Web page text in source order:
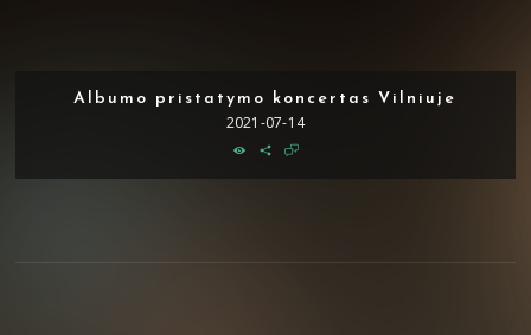
Albumo pristatymo koncertas Vilniuje
2021-07-14